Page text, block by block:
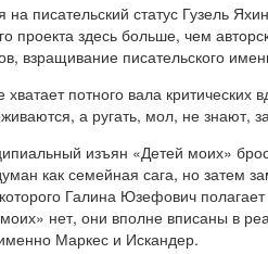
на писательский статус Гузель
проекта здесь больше, чем
взращивание писательского
хватает потного вала
а ругать, мол, не знают,
изъян «Детей моих»
как семейная сага, но затем
Галина Юзефович
нет, они вполне вписаны в
Маркес и Искандер.